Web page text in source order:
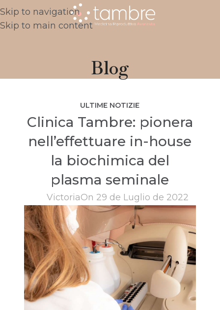
Skip to navigation
Skip to main content
Blog
ULTIME NOTIZIE
Clinica Tambre: pionera
nell’effettuare in-house
la biochimica del
plasma seminale
VictoriaOn 29 de Luglio de 2022